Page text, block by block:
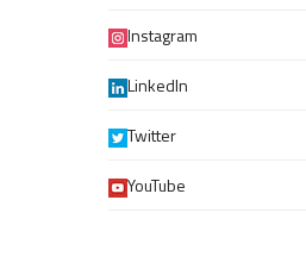
Instagram
LinkedIn
Twitter
YouTube